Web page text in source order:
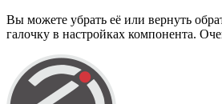
Вы можете убрать её или вернуть
галочку в настройках компонента.